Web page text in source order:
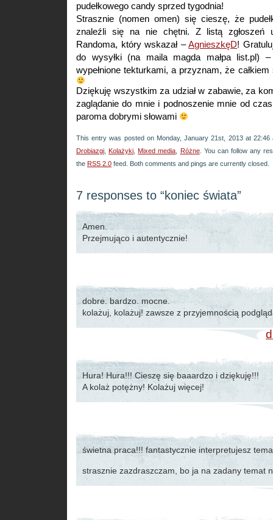
pudełkowego candy sprzed tygodnia!
Strasznie (nomen omen) się cieszę, że
znaleźli się na nie chętni. Z listą zgłoszeń
Randoma, który wskazał –AgnieszkęD!
do wysyłki (na maila magda małpa list.pl)
wypełnione tekturkami, a przyznam, że
Dziękuję wszystkim za udział w zabawie, za
zaglądanie do mnie i podnoszenie mnie od
paroma dobrymi słowami
This entry was posted on Monday, January 21st, 2013 at
Drobiazgi
Kolażyki Mixed media Różne. You can follow any
the RSS 2.0 feed. Both comments and pings are currently closed.
7 responses to “koniec świata”
Amen.
Przejmująco i autentycznie!
dobre. bardzo. mocne.
kolażuj, kolażuj! zawsze z przyjemnością
Hura! Hura!!! Cieszę się baaardzo i dziękuję!!!
A kolaż potężny! Kolażuj więcej!
świetna praca!!! fantastycznie interpretujesz
strasznie zazdraszczam, bo ja na zadany temat